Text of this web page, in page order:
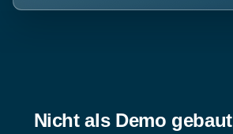
Nicht als Demo